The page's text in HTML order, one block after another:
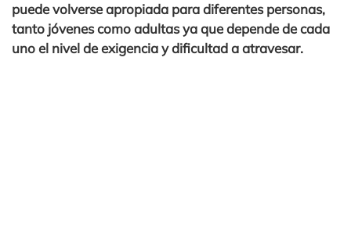
puede volverse apropiada para diferentes personas,
tanto jóvenes como adultas ya que depende de cada
uno el nivel de exigencia y dificultad a atravesar.